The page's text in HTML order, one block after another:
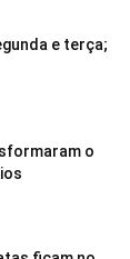
e terça;
o